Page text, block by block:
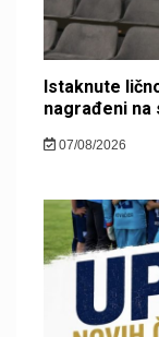
Istaknute
nagrađeni na
07/08/2026